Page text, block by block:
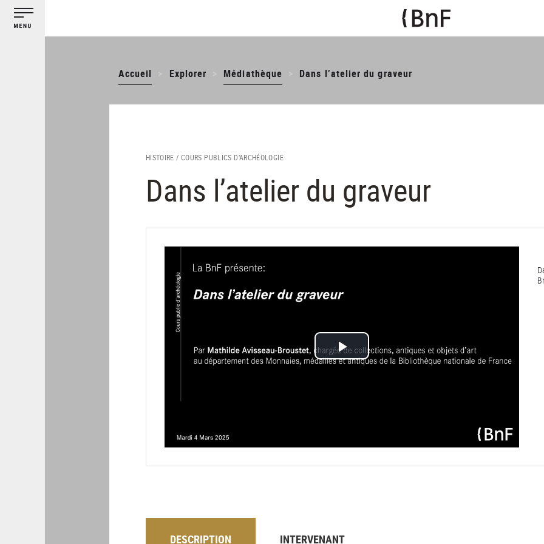
contenu
Accueil
Explorer Médiathèque Dans l’atelier du graveur
HISTOIRE / COURS PUBLICS D’ARCHÉOLOGIE
Dans l’atelier du graveur
Play
DESCRIPTION INTERVENANT
Gestion des cookies